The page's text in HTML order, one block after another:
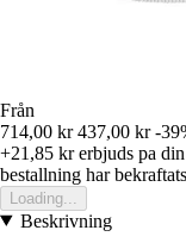
Från
714,00 kr 437,00 kr -
+21,85 krerbjuds pa
bestallning har bekraftats
Loading...
Beskrivning